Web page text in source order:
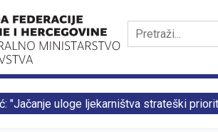
"Jačanje uloge ljekarništva strateški